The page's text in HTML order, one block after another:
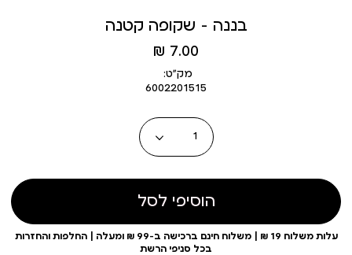
בננה - שקופה קטנה
מחיר
מוצר
7.00 ₪
מק״ט:
6002201515
כמות
הוסיפי לסל
עלות משלוח 19 ₪ | משלוח חינם ברכישה ב-99 ₪ ומעלה | החלפות והחזרות
בכל סניפי הרשת